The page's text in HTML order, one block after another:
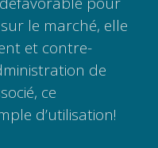
le marché, elle
et contre-
de
ce
d’utilisation!